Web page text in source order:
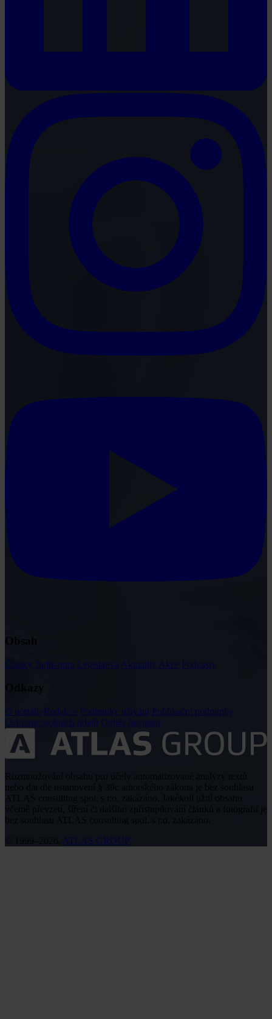
Články Judikatura Legislativa Aktuality Akce Podcasty
O portálu Redakce Podmínky užívání Publikační podmínky
Ochrana osobních údajů Odběr časopisu
včetně převzetí, šíření či dalšího zpřístupňování článků a fotografií je
ATLAS GROUP